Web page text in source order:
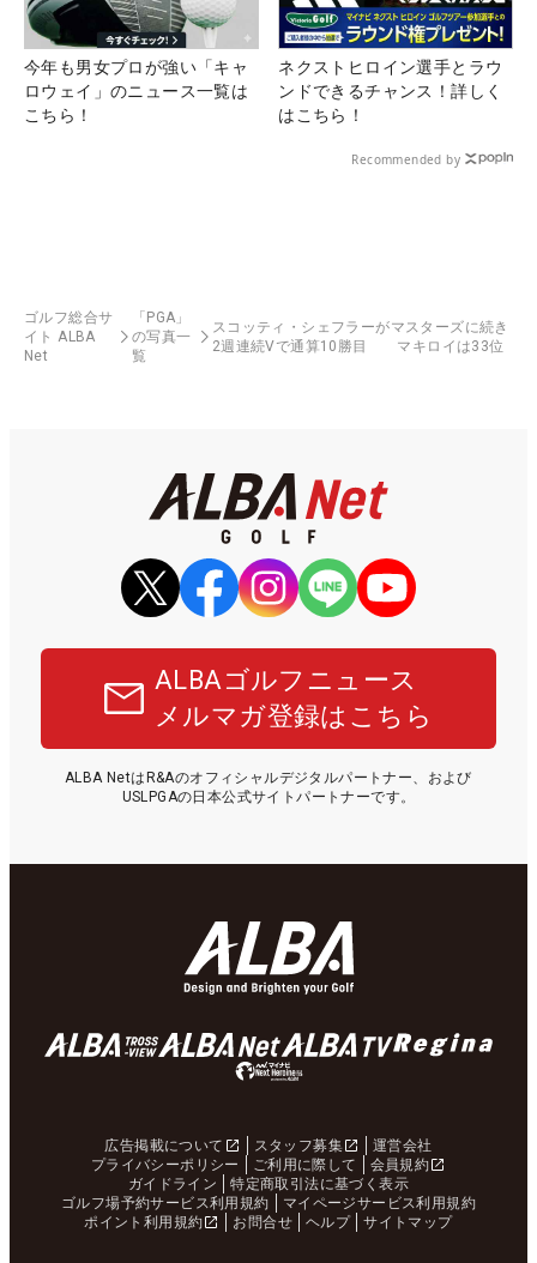
今年も男女プロが強い「キャ
ロウェイ」のニュース一覧は
こちら！
ネクストヒロイン選手とラウ
ンドできるチャンス！詳しく
はこちら！
Recommended by
ゴルフ総合サ
イト ALBA
Net
「PGA」
の写真一
覧
スコッティ・シェフラーがマスターズに続き
2週連続Vで通算10勝目 マキロイは33位
ALBAゴルフニュース
メルマガ登録はこちら
ALBA NetはR&Aのオフィシャルデジタルパートナー、および
USLPGAの日本公式サイトパートナーです。
広告掲載について スタッフ募集
運営会社
プライバシーポリシー
ご利用に際して
会員規約
ガイドライン
特定商取引法に基づく表示
ゴルフ場予約サービス利用規約
マイページサービス利用規約
ポイント利用規約
お問合せ ヘルプ サイトマップ